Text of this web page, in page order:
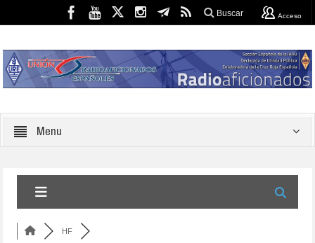
Buscar Acceso
Menu
HF